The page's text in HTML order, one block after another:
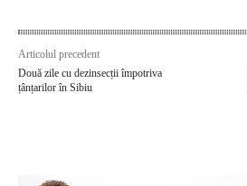
Articolul precedent
Două zile cu dezinsecții împotriva
țânțarilor în Sibiu